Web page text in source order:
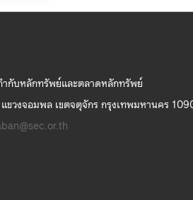
กับหลักทรัพย์และตลาดหลักทรัพย์
ขวงจอมพล เขตจตุจักร กรุงเทพมหานคร